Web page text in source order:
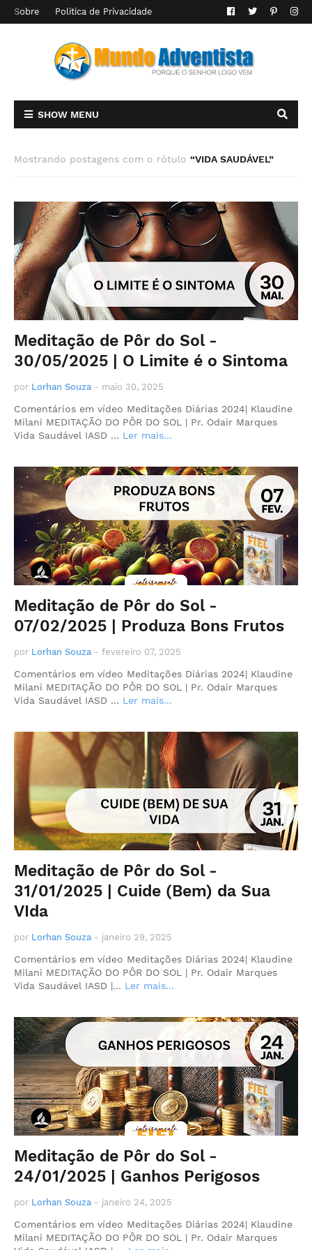
Sobre Politica de Privacidade
SHOW MENU
Mostrando postagens com o rótulo VIDA SAUDÁVEL
Meditação de Pôr do Sol -
30/05/2025 | O Limite é o Sintoma
por Lorhan Souza - maio 30, 2025
Comentários em vídeo Meditações Diárias 2024| Klaudine
Milani MEDITAÇÃO DO PÔR DO SOL | Pr. Odair Marques
Vida Saudável IASD … Ler mais...
Meditação de Pôr do Sol -
07/02/2025 | Produza Bons Frutos
por Lorhan Souza - fevereiro 07, 2025
Comentários em vídeo Meditações Diárias 2024| Klaudine
Milani MEDITAÇÃO DO PÔR DO SOL | Pr. Odair Marques
Vida Saudável IASD … Ler mais...
Meditação de Pôr do Sol -
31/01/2025 | Cuide (Bem) da Sua
VIda
por Lorhan Souza - janeiro 29, 2025
Comentários em vídeo Meditações Diárias 2024| Klaudine
Milani MEDITAÇÃO DO PÔR DO SOL | Pr. Odair Marques
Vida Saudável IASD |… Ler mais...
Meditação de Pôr do Sol -
24/01/2025 | Ganhos Perigosos
por Lorhan Souza - janeiro 24, 2025
Comentários em vídeo Meditações Diárias 2024| Klaudine
Milani MEDITAÇÃO DO PÔR DO SOL | Pr. Odair Marques